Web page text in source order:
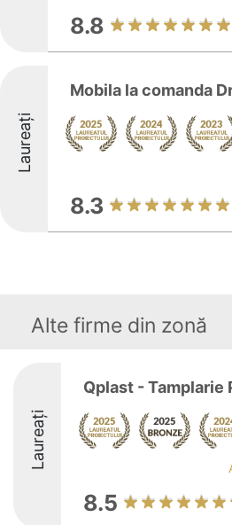
8.8
Laureați
Mobila la comanda
8.3
Alte firme din zonă
Laureați
Qplast - Tamplarie
8.5